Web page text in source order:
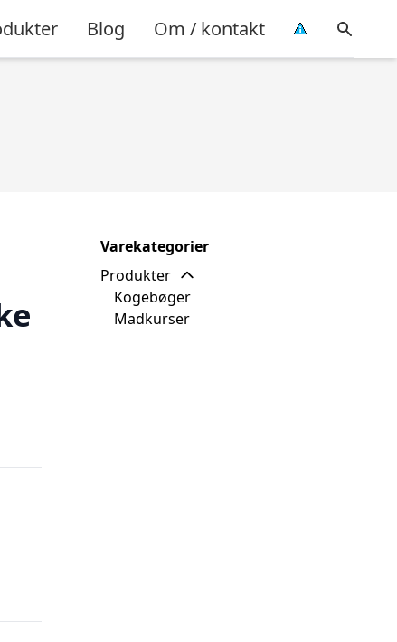
Blog Om / kontakt
Varekategorier
Produkter
Kogebøger
Madkurser